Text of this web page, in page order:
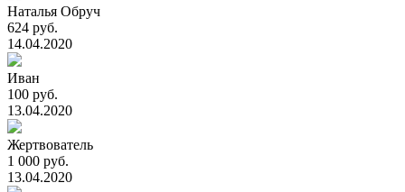
Наталья Обруч
624 руб.
14.04.2020
Иван
100 руб.
13.04.2020
Жертвователь
1 000 руб.
13.04.2020